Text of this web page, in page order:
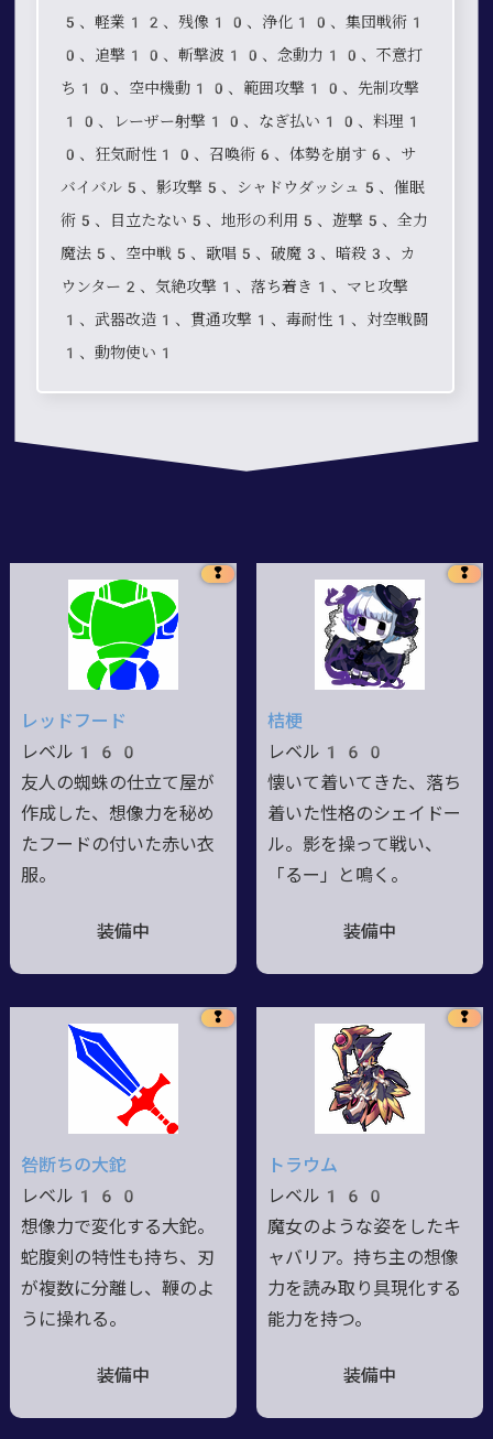
5、軽業12、残像10、浄化10、集団戦術1
0、追撃10、斬撃波10、念動力10、不意打
ち10、空中機動10、範囲攻撃10、先制攻撃
10、レーザー射撃10、なぎ払い10、料理1
0、狂気耐性10、召喚術6、体勢を崩す6、サ
バイバル5、影攻撃5、シャドウダッシュ5、催眠
術5、目立たない5、地形の利用5、遊撃5、全力
魔法5、空中戦5、歌唱5、破魔3、暗殺3、カ
ウンター2、気絶攻撃1、落ち着き1、マヒ攻撃
1、武器改造1、貫通攻撃1、毒耐性1、対空戦闘
1、動物使い1
❢
レッドフード
レベル160
友人の蜘蛛の仕立て屋が
作成した、想像力を秘め
たフードの付いた赤い衣
服。
装備中
❢
桔梗
レベル160
懐いて着いてきた、落ち
着いた性格のシェイドー
ル。影を操って戦い、
「るー」と鳴く。
装備中
❢
咎断ちの大鉈
レベル160
想像力で変化する大鉈。
蛇腹剣の特性も持ち、刃
が複数に分離し、鞭のよ
うに操れる。
装備中
❢
トラウム
レベル160
魔女のような姿をしたキ
ャバリア。持ち主の想像
力を読み取り具現化する
能力を持つ。
装備中